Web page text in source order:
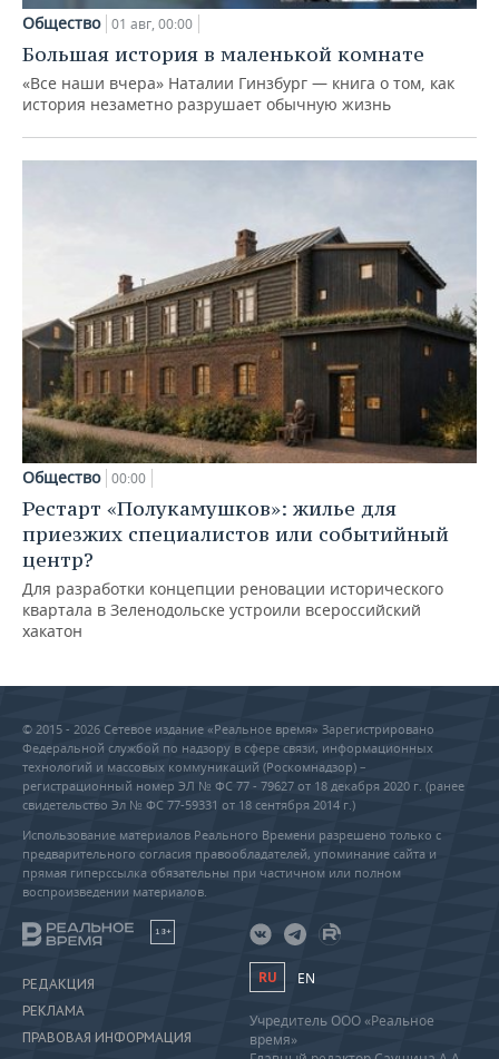
Общество 01 авг, 00:00
Большая история в маленькой комнате
«Все наши вчера» Наталии Гинзбург — книга о том, как
история незаметно разрушает обычную жизнь
Общество 00:00
Рестарт «Полукамушков»: жилье для
приезжих специалистов или событийный
центр?
Для разработки концепции реновации исторического
квартала в Зеленодольске устроили всероссийский
хакатон
© 2015 - 2026 Сетевое издание «Реальное время» Зарегистрировано
Федеральной службой по надзору в сфере связи, информационных
технологий и массовых коммуникаций (Роскомнадзор) –
регистрационный номер ЭЛ № ФС 77 - 79627 от 18 декабря 2020 г. (ранее
свидетельство Эл № ФС 77-59331 от 18 сентября 2014 г.)
Использование материалов Реального Времени разрешено только с
предварительного согласия правообладателей, упоминание сайта и
прямая гиперссылка обязательны при частичном или полном
воспроизведении материалов.
18+
РЕДАКЦИЯ
РЕКЛАМА
ПРАВОВАЯ ИНФОРМАЦИЯ
RU EN
Учредитель ООО «Реальное
время»